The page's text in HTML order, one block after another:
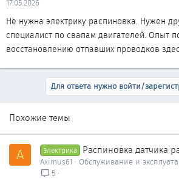
17.05.2026
Не нужна электрику распиновка. Нужен
специалист по свапам двигателей. Опыт
восстановлению отпавших проводков
Для ответа нужно войти/
Похожие темы
A Электрика Распиновка датчика
Aximus61
Обслуживание и
5